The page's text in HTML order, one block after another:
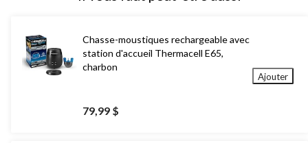
Chasse-moustiques rechargeable avec
station d'accueil Thermacell E65,
charbon
79,99 $
Ajouter